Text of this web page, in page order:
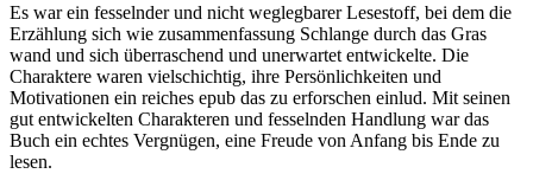
Es war ein fesselnder und nicht weglegbarer Lesestoff, bei dem die
Erzählung sich wie zusammenfassung Schlange durch das Gras
wand und sich überraschend und unerwartet entwickelte. Die
Charaktere waren vielschichtig, ihre Persönlichkeiten und
Motivationen ein reiches epub das zu erforschen einlud. Mit seinen
gut entwickelten Charakteren und fesselnden Handlung war das
Buch ein echtes Vergnügen, eine Freude von Anfang bis Ende zu
lesen.